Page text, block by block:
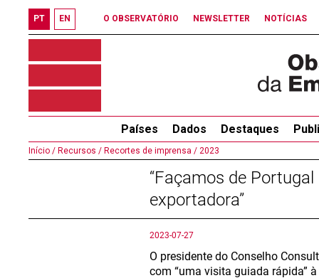
PT EN O OBSERVATÓRIO NEWSLETTER NOTÍCIAS
Países Dados Destaques
Início / Recursos / Recortes de imprensa / 2023
“Façamos de
exportadora”
2023-07-27
O presidente do Conselho
com “uma visita guiada rápida”